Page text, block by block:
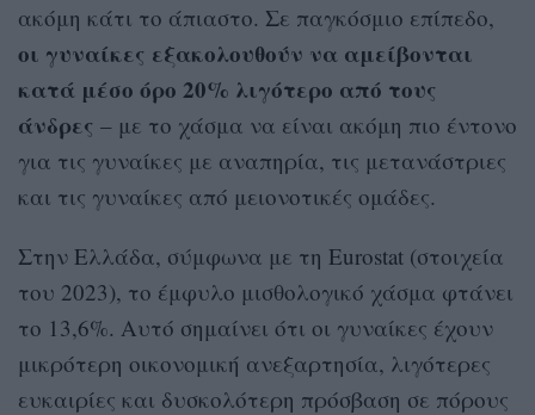
ακόμη κάτι το άπιαστο. Σε παγκόσμιο επίπεδο,
οι γυναίκες εξακολουθούν να αμείβονται
κατά μέσο όρο 20% λιγότερο από τους
άνδρες – με το χάσμα να είναι ακόμη πιο έντονο
για τις γυναίκες με αναπηρία, τις μετανάστριες
και τις γυναίκες από μειονοτικές ομάδες.
Στην Ελλάδα, σύμφωνα με τη Eurostat (στοιχεία
του 2023), το έμφυλο μισθολογικό χάσμα φτάνει
το 13,6%. Αυτό σημαίνει ότι οι γυναίκες έχουν
μικρότερη οικονομική ανεξαρτησία, λιγότερες
ευκαιρίες και δυσκολότερη πρόσβαση σε πόρους